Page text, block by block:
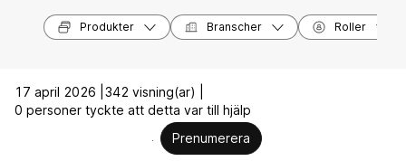
Produkter Branscher Roller
17 april 2026 | 342 visning(ar) |
0 personer tyckte att detta var till hjälp
Prenumerera